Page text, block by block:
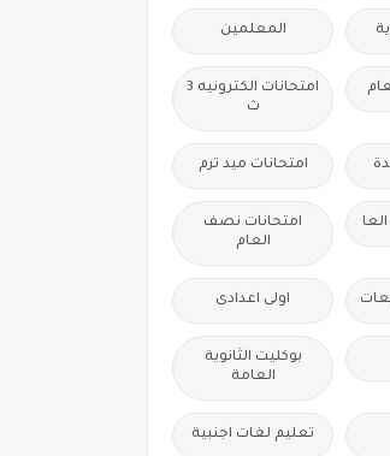
المعلمين
امتحانات الكترونيه 3
ث
امتحانات ميد ترم
امتحانات نصف
العام
اولى اعدادى
بوكليت الثانوية
العامة
تعليم لغات اجنبية